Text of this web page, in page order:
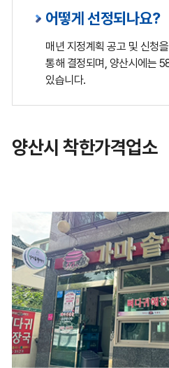
어떻게 선정되나요?
매년 지정계획 공고 및 신청
통해 결정되며, 양산시에는
있습니다.
양산시 착한가격업소